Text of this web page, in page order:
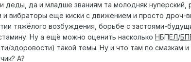
да и младше званиям та молодняк нуперский,
и вибраторы ещё киски с движением и просто
тяжёлого возбуждения, борьбе с застоями-
Ну а ещё можно оценить насколько НБПЕЛ/
здоровости) такой темы. Ну и что там по смазкам
А?